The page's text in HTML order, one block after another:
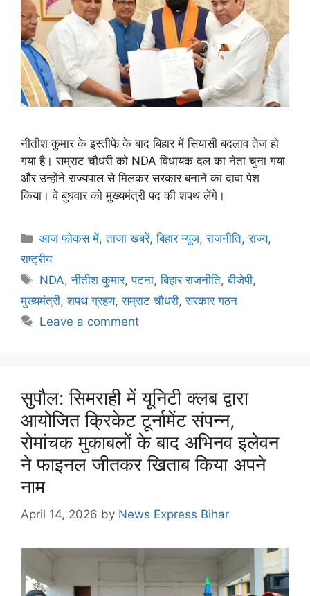
नीतीश कुमार के इस्तीफे के बाद बिहार में सियासी बदलाव तेज हो
गया है। सम्राट चौधरी को NDA विधायक दल का नेता चुना गया
और उन्होंने राज्यपाल से मिलकर सरकार बनाने का दावा पेश
किया। वे बुधवार को मुख्यमंत्री पद की शपथ लेंगे।
आज फोकस में,ताजा खबरें,बिहार न्यूज,राजनीति,राज्य,
राष्ट्रीय
NDA,नीतीश कुमार,पटना,बिहार राजनीति,बीजेपी,
मुख्यमंत्री,शपथ ग्रहण,सम्राट चौधरी,सरकार गठन
Leave a comment
सुपौल: सिमराही में यूनिटी क्लब द्वारा
आयोजित क्रिकेट टूर्नामेंट संपन्न,
रोमांचक मुकाबलों के बाद अभिनव इलेवन
ने फाइनल जीतकर खिताब किया अपने
नाम
April 14, 2026 by News Express Bihar